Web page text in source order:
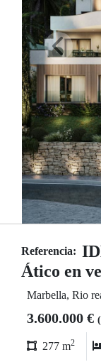
Referencia:
Ático en
Marbella, Rio
3.600.000 €
277 m2